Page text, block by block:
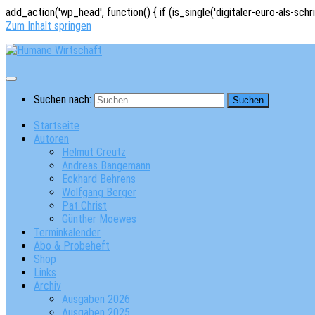
add_action('wp_head', function() { if (is_single('digitaler-euro-als-
Zum Inhalt springen
Suchen nach:
Startseite
Autoren
Helmut Creutz
Andreas Bangemann
Eckhard Behrens
Wolfgang Berger
Pat Christ
Günther Moewes
Terminkalender
Abo & Probeheft
Shop
Links
Archiv
Ausgaben 2026